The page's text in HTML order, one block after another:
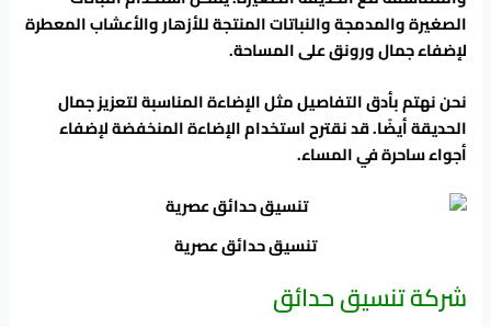
الصغيرة والمدمجة والنباتات المنتجة للأزهار والأعشاب المعطرة
لإضفاء جمال ورونق على المساحة.
نحن نهتم بأدق التفاصيل مثل الإضاءة المناسبة لتعزيز جمال
الحديقة أيضًا. قد نقترح استخدام الإضاءة المنخفضة لإضفاء
أجواء ساحرة في المساء.
تنسيق حدائق عصرية
شركة تنسيق حدائق